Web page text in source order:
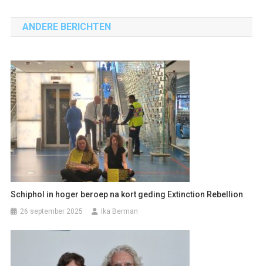
navigatie
ANDERE BERICHTEN
Schiphol in hoger beroep na kort geding Extinction Rebellion
26 september 2025 Ika Berman